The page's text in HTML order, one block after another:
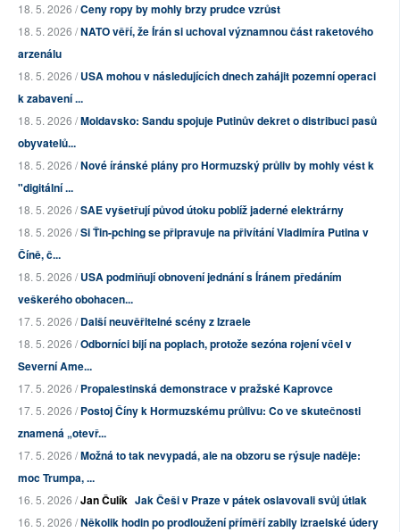
18. 5. 2026 /Ceny ropy by mohly brzy prudce vzrůst
18. 5. 2026 /NATO věří, že Írán si uchoval významnou část raketového
arzenálu
18. 5. 2026 /USA mohou v následujících dnech zahájit pozemní operaci
k zabavení ...
18. 5. 2026 /Moldavsko: Sandu spojuje Putinův dekret o distribuci pasů
obyvatelů...
18. 5. 2026 /Nové íránské plány pro Hormuzský průliv by mohly vést k
"digitální ...
18. 5. 2026 /SAE vyšetřují původ útoku poblíž jaderné elektrárny
18. 5. 2026 /Si Ťin-pching se připravuje na přivítání Vladimíra Putina v
Číně, č...
18. 5. 2026 /USA podmiňují obnovení jednání s Íránem předáním
veškerého obohacen...
17. 5. 2026 /Další neuvěřitelné scény z Izraele
18. 5. 2026 /Odborníci bijí na poplach, protože sezóna rojení včel v
Severní Ame...
17. 5. 2026 /Propalestinská demonstrace v pražské Kaprovce
17. 5. 2026 /Postoj Číny k Hormuzskému průlivu: Co ve skutečnosti
znamená „otevř...
17. 5. 2026 /Možná to tak nevypadá, ale na obzoru se rýsuje naděje:
moc Trumpa, ...
16. 5. 2026 /Jan Čulík Jak Češi v Praze v pátek oslavovali svůj útlak
16. 5. 2026 /Několik hodin po prodloužení příměří zabily izraelské údery